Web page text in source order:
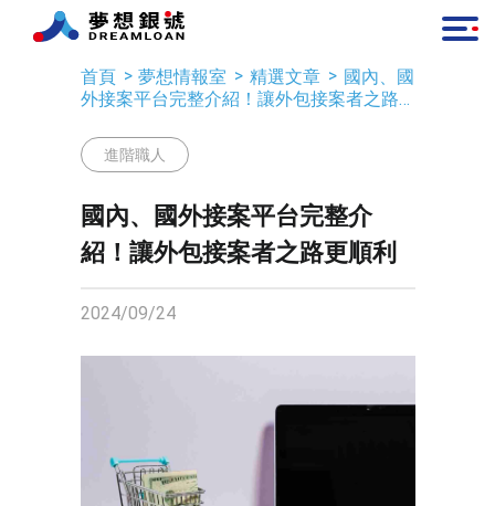
首頁 夢想情報室 精選文章
國內、國
外接案平台完整介紹！讓外包接案者之路
進階職人
國內、國外接案平台完整介
紹！讓外包接案者之路更順利
2024/09/24